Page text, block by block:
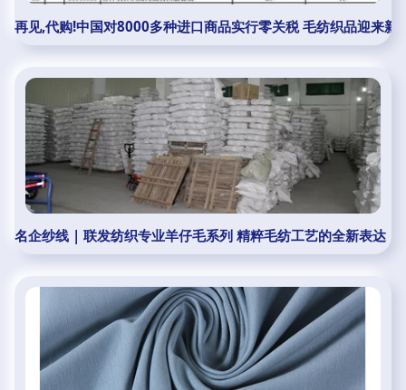
再见,代购!中国对8000多种进口商品实行零关税 毛纺织品迎来新
名企纱线 | 联发纺织专业羊仔毛系列 精粹毛纺工艺的全新表达